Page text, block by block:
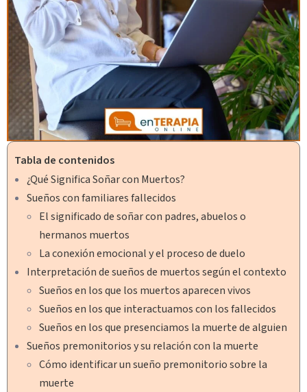
Tabla de contenidos
¿Qué Significa Soñar con Muertos?
Sueños con familiares fallecidos
El significado de soñar con padres, abuelos o
hermanos muertos
La conexión emocional y el proceso de duelo
Interpretación de sueños de muertos según el contexto
Sueños en los que los muertos aparecen vivos
Sueños en los que interactuamos con los fallecidos
Sueños en los que presenciamos la muerte de alguien
Sueños premonitorios y su relación con la muerte
Cómo identificar un sueño premonitorio sobre la
muerte